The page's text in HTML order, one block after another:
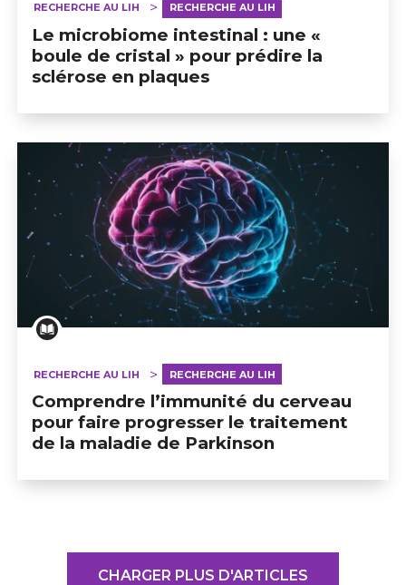
RECHERCHE AU LIH RECHERCHE AU LIH
Le microbiome intestinal : une «
boule de cristal » pour prédire la
sclérose en plaques
RECHERCHE AU LIH RECHERCHE AU LIH
Comprendre l’immunité du cerveau
pour faire progresser le traitement
de la maladie de Parkinson
CHARGER PLUS D'ARTICLES